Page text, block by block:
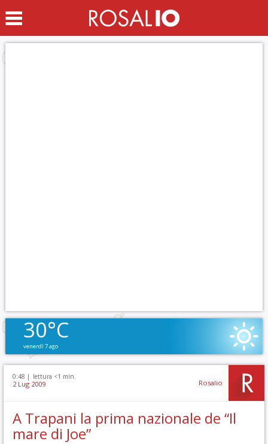
30°C
venerdì 7 ago
0:48 | lettura <1 min.
2 Lug 2009 Rosalio
A Trapani la prima nazionale de “Il
mare di Joe”